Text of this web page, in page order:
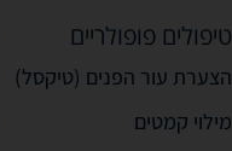
טיפולים פופולריים
הצערת עור הפנים (טיקסל)
מילוי קמטים